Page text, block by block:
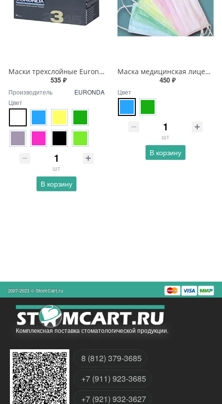
Маски трехслойные Euronda Zorro 50 шт.
535 ₽
Производитель
EURONDA
Цвет
шт
В корзину
Маска медицинская лицевая защитная Clean + Safe 50 шт.
450 ₽
Цвет
шт
В корзину
2007-2023 © StomCart.ru
Комплексная поставка стоматологической продукции.
8 (812) 379-3685
+7 (911) 923-3685
+7 (921) 932-3627